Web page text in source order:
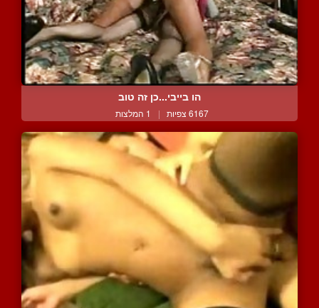
הו בייבי...כן זה טוב
6167 צפיות | 1 המלצות